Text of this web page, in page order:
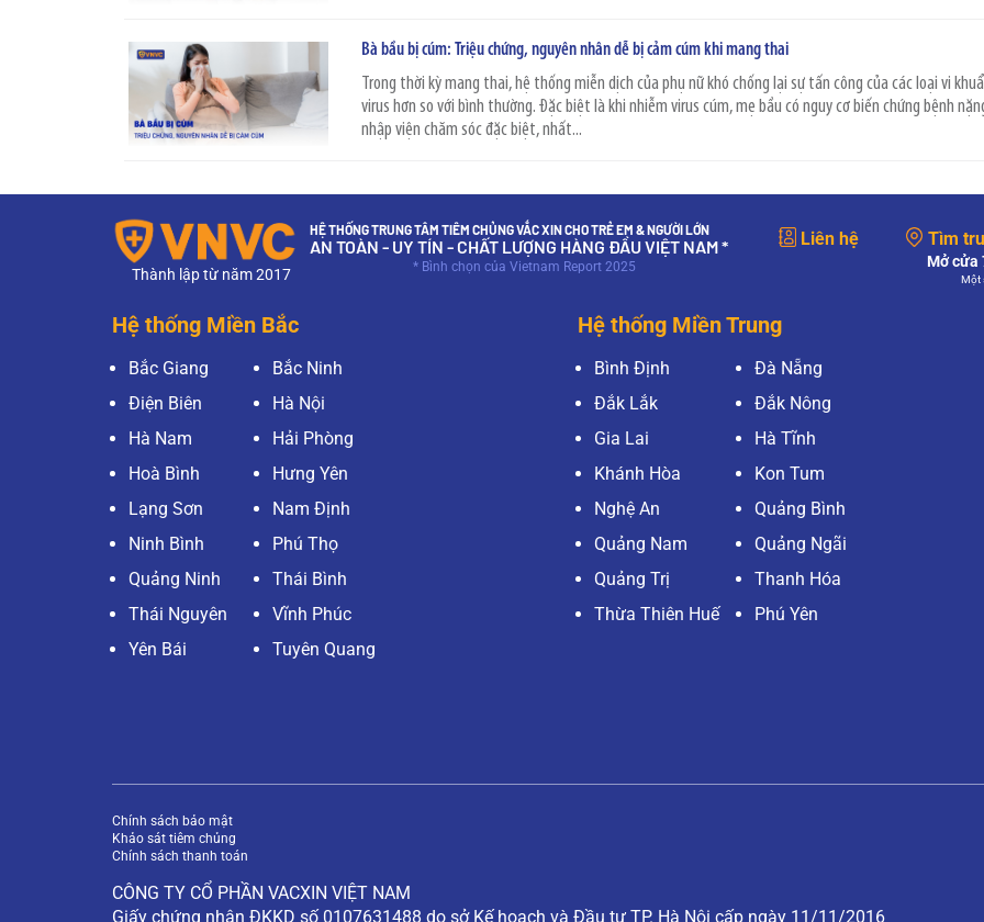
Bà bầu bị cúm: Triệu chứng, nguyên nhân dễ bị cảm cúm khi mang thai
Trong thời kỳ mang thai, hệ thống miễn dịch của phụ nữ khó chống lại sự tấn công của các loại vi
virus hơn so với bình thường. Đặc biệt là khi nhiễm virus cúm, mẹ bầu có nguy cơ biến chứng bệnh
nhập viện chăm sóc đặc biệt, nhất...
Thành lập từ năm 2017
HỆ THỐNG TRUNG TÂM TIÊM CHỦNG VẮC XIN CHO TRẺ EM & NGƯỜI LỚN
AN TOÀN - UY TÍN - CHẤT LƯỢNG HÀNG ĐẦU VIỆT NAM *
* Bình chọn của Vietnam Report 2025
Liên hệ Tìm
Mở cửa
Một
Hệ thống Miền Bắc
Bắc Giang
Bắc Ninh
Điện Biên
Hà Nội
Hà Nam
Hải Phòng
Hoà Bình
Hưng Yên
Lạng Sơn
Nam Định
Ninh Bình
Phú Thọ
Quảng Ninh
Thái Bình
Thái Nguyên
Vĩnh Phúc
Yên Bái
Tuyên Quang
Hệ thống Miền Trung
Bình Định
Đà Nẵng
Đắk Lắk
Đắk Nông
Gia Lai
Hà Tĩnh
Khánh Hòa
Kon Tum
Nghệ An
Quảng Bình
Quảng Nam
Quảng Ngãi
Quảng Trị
Thanh Hóa
Thừa Thiên Huế
Phú Yên
Chính sách bảo mật
Khảo sát tiêm chủng
Chính sách thanh toán
CÔNG TY CỔ PHẦN VACXIN VIỆT NAM
Giấy chứng nhận ĐKKD số 0107631488 do sở Kế hoạch và Đầu tư TP. Hà Nội cấp ngày 11/11/2016